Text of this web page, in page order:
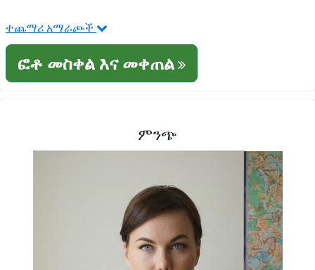
ተጨማሪ አማራጮች
ፎቶ መስቀል እና መቀጠል
ምንጭ